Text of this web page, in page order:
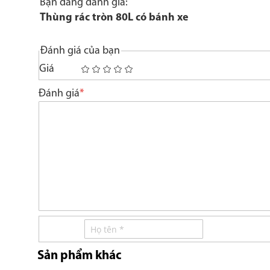
Bạn đang đánh giá:
Thùng rác tròn 80L có bánh xe
Đánh giá của bạn
Giá
1
star
2
stars
3
stars
4
stars
5
stars
Đánh giá
Sản phẩm khác